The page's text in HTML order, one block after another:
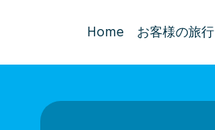
Home お客様の旅行